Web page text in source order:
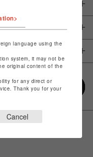
language using the
system, it may not be
original content of the
for any direct or
Thank you for your
Cancel